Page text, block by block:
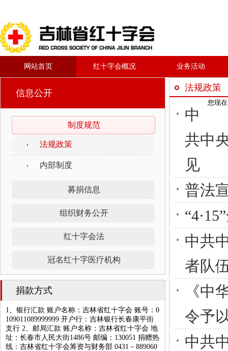
网站首页 红十字会概况 业务活动
信息公开
制度规范
法规政策
内部制度
募捐信息
组织财务公开
红十字会法
冠名红十字医疗机构
捐款方式
1、银行汇款 账户名称：吉林省红十字会 账号：0
109011089999999 开户行：吉林银行长春康平街
支行 2、邮局汇款 账户名称：吉林省红十字会 地
址：长春市人民大街1486号 邮编：130051 捐赠热
线：吉林省红十字会筹资与财务部 0431－889060
法规政策
您现
中
共中
见
普法
中共
者队
《中
令予
中共